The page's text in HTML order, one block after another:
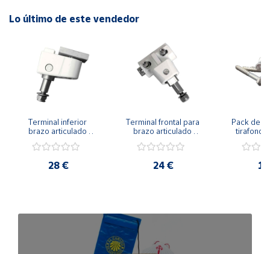
Lo último de este vendedor
Terminal inferior
brazo articulado
28 €
Terminal frontal para
brazo articulado
24 €
Pack de
tirafondo